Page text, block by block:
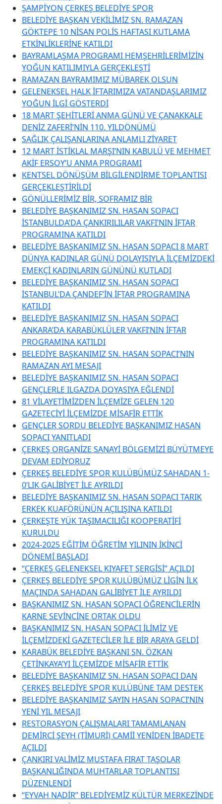
ŞAMPİYON ÇERKEŞ BELEDİYE SPOR
BELEDİYE BAŞKAN VEKİLİMİZ SN. RAMAZAN
GÖKTEPE 10 NİSAN POLİS HAFTASI KUTLAMA
ETKİNLİKLERİNE KATILDI
BAYRAMLAŞMA PROGRAMI HEMŞEHRİLERİMİZİN
YOĞUN KATILIMIYLA GERÇEKLEŞTİ
RAMAZAN BAYRAMIMIZ MÜBAREK OLSUN
GELENEKSEL HALK İFTARIMIZA VATANDAŞLARIMIZ
YOĞUN İLGİ GÖSTERDİ
18 MART ŞEHİTLERİ ANMA GÜNÜ VE ÇANAKKALE
DENİZ ZAFERİ’NİN 110. YILDÖNÜMÜ
SAĞLIK ÇALIŞANLARINA ANLAMLI ZİYARET
12 MART İSTİKLAL MARŞI’NIN KABULÜ VE MEHMET
AKİF ERSOY’U ANMA PROGRAMI
KENTSEL DÖNÜŞÜM BİLGİLENDİRME TOPLANTISI
GERÇEKLEŞTİRİLDİ
GÖNÜLLERİMİZ BİR, SOFRAMIZ BİR
BELEDİYE BAŞKANIMIZ SN. HASAN SOPACI
İSTANBULDA’DA ÇANKIRILILAR VAKFI’NIN İFTAR
PROGRAMINA KATILDI
BELEDİYE BAŞKANIMIZ SN. HASAN SOPACI 8 MART
DÜNYA KADINLAR GÜNÜ DOLAYISIYLA İLÇEMİZDEKİ
EMEKÇİ KADINLARIN GÜNÜNÜ KUTLADI
BELEDİYE BAŞKANIMIZ SN. HASAN SOPACI
İSTANBUL’DA ÇANDEF’İN İFTAR PROGRAMINA
KATILDI
BELEDİYE BAŞKANIMIZ SN. HASAN SOPACI
ANKARA’DA KARABÜKLÜLER VAKFI’NIN İFTAR
PROGRAMINA KATILDI
BELEDİYE BAŞKANIMIZ SN. HASAN SOPACI’NIN
RAMAZAN AYI MESAJI
BELEDİYE BAŞKANIMIZ SN. HASAN SOPACI
GENÇLERLE ILGAZDA DOYASIYA EĞLENDİ
81 VİLAYETİMİZDEN İLÇEMİZE GELEN 120
GAZETECİYİ İLÇEMİZDE MİSAFİR ETTİK
GENÇLER SORDU BELEDİYE BAŞKANIMIZ HASAN
SOPACI YANITLADI
ÇERKEŞ ORGANİZE SANAYİ BÖLGEMİZİ BÜYÜTMEYE
DEVAM EDİYORUZ
ÇERKEŞ BELEDİYE SPOR KULÜBÜMÜZ SAHADAN 1-
0’LIK GALİBİYET İLE AYRILDI
BELEDİYE BAŞKANIMIZ SN. HASAN SOPACI TARIK
ERKEK KUAFÖRÜNÜN AÇILIŞINA KATILDI
ÇERKEŞTE YÜK TAŞIMACILIĞI KOOPERATİFİ
KURULDU
2024-2025 EĞİTİM ÖĞRETİM YILININ İKİNCİ
DÖNEMİ BAŞLADI
“ÇERKEŞ GELENEKSEL KIYAFET SERGİSİ” AÇILDI
ÇERKEŞ BELEDİYE SPOR KULÜBÜMÜZ LİGİN İLK
MAÇINDA SAHADAN GALİBİYET İLE AYRILDI
BAŞKANIMIZ SN. HASAN SOPACI ÖĞRENCİLERİN
KARNE SEVİNCİNE ORTAK OLDU
BAŞKANIMIZ SN. HASAN SOPACI İLİMİZ VE
İLÇEMİZDEKİ GAZETECİLER İLE BİR ARAYA GELDİ
KARABÜK BELEDİYE BAŞKANI SN. ÖZKAN
ÇETİNKAYA’YI İLÇEMİZDE MİSAFİR ETTİK
BELEDİYE BAŞKANIMIZ SN. HASAN SOPACI DAN
ÇERKEŞ BELEDİYE SPOR KULÜBÜNE TAM DESTEK
BELEDİYE BAŞKANIMIZ SAYIN HASAN SOPACI’NIN
YENİ YIL MESAJI
RESTORASYON ÇALIŞMALARI TAMAMLANAN
DEMİRCİ ŞEYH (TİMURİ) CAMİİ YENİDEN İBADETE
AÇILDI
ÇANKIRI VALİMİZ MUSTAFA FIRAT TAŞOLAR
BAŞKANLIĞINDA MUHTARLAR TOPLANTISI
DÜZENLENDİ
“EYVAH NADİR” BELEDİYEMİZ KÜLTÜR MERKEZİNDE